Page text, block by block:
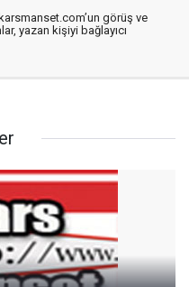
görüş ve
yazan kişiyi bağlayıcı